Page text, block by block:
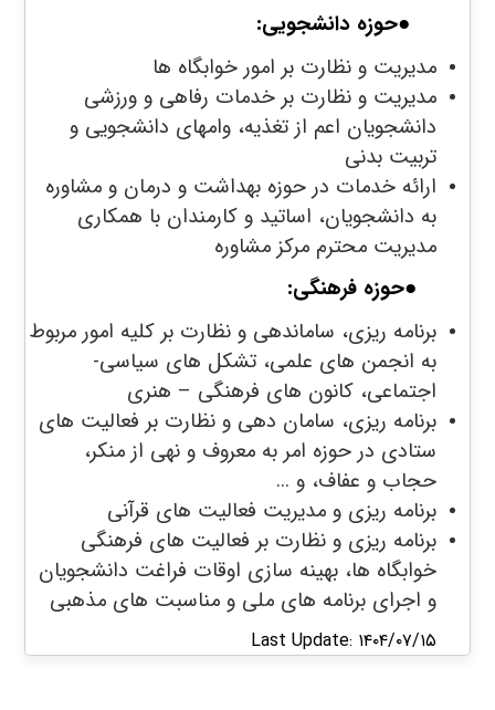
●حوزه دانشجویی:
مدیریت و نظارت بر امور خوابگاه ها
مدیریت و نظارت بر خدمات رفاهی و ورزشی
دانشجویان اعم از تغذیه، وامهای دانشجویی و
تربیت بدنی
ارائه خدمات در حوزه بهداشت و درمان و مشاوره
به دانشجویان، اساتید و کارمندان با همکاری
مدیریت محترم مرکز مشاوره
●حوزه فرهنگی:
برنامه ریزی، ساماندهی و نظارت بر کلیه امور مربوط
به انجمن های علمی، تشکل های سیاسی-
اجتماعی، کانون های فرهنگی – هنری
برنامه ریزی، سامان دهی و نظارت بر فعالیت های
ستادی در حوزه امر به معروف و نهی از منکر،
حجاب و عفاف، و ...
برنامه ریزی و مدیریت فعالیت های قرآنی
برنامه ریزی و نظارت بر فعالیت های فرهنگی
خوابگاه ها، بهینه سازی اوقات فراغت دانشجویان
و اجرای برنامه های ملی و مناسبت های مذهبی
Last Update: ۱۴۰۴/۰۷/۱۵